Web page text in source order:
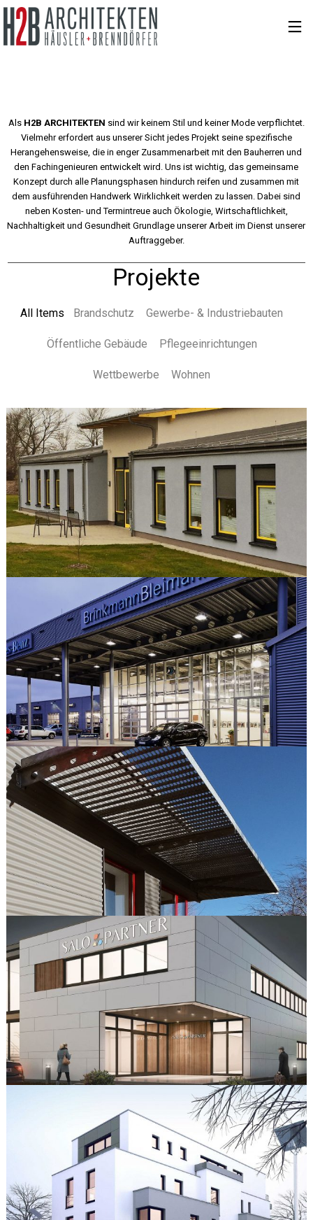
Als H2B ARCHITEKTEN sind wir keinem Stil und keiner Mode verpflichtet.
Vielmehr erfordert aus unserer Sicht jedes Projekt seine spezifische
Herangehensweise, die in enger Zusammenarbeit mit den Bauherren und
den Fachingenieuren entwickelt wird. Uns ist wichtig, das gemeinsame
Konzept durch alle Planungsphasen hindurch reifen und zusammen mit
dem ausführenden Handwerk Wirklichkeit werden zu lassen. Dabei sind
neben Kosten- und Termintreue auch Ökologie, Wirtschaftlichkeit,
Nachhaltigkeit und Gesundheit Grundlage unserer Arbeit im Dienst unserer
Auftraggeber.
Projekte
All Items Brandschutz Gewerbe- & Industriebauten
Öffentliche Gebäude Pflegeeinrichtungen
Wettbewerbe Wohnen